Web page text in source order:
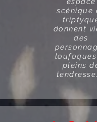
scénique
donnent
des
pleins